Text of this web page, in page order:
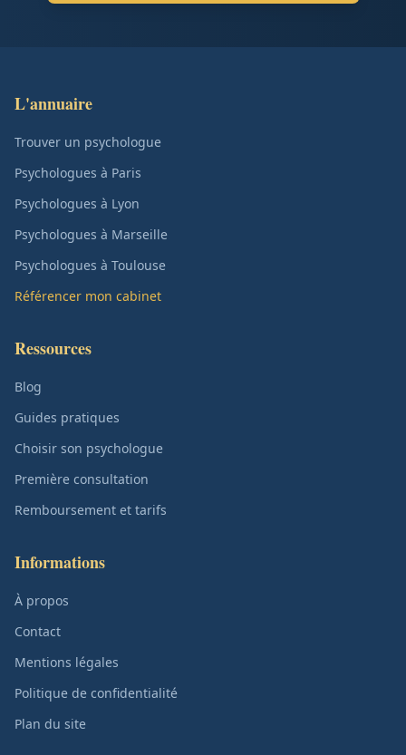
L'annuaire
Trouver un psychologue
Psychologues à Paris
Psychologues à Lyon
Psychologues à Marseille
Psychologues à Toulouse
Référencer mon cabinet
Ressources
Blog
Guides pratiques
Choisir son psychologue
Première consultation
Remboursement et tarifs
Informations
À propos
Contact
Mentions légales
Politique de confidentialité
Plan du site